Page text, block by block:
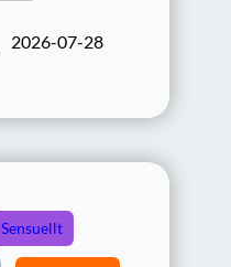
2026-07-28
Sensuellt